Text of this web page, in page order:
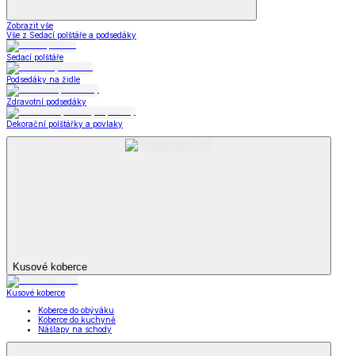
Zobrazit vše
Vše z Sedací polštáře a podsedáky
Sedací polštáře
Podsedáky na židle
Zdravotní podsedáky
Dekorační polštářky a povlaky
Kusové koberce
Kusové koberce
Koberce do obýváku
Koberce do kuchyně
Nášlapy na schody